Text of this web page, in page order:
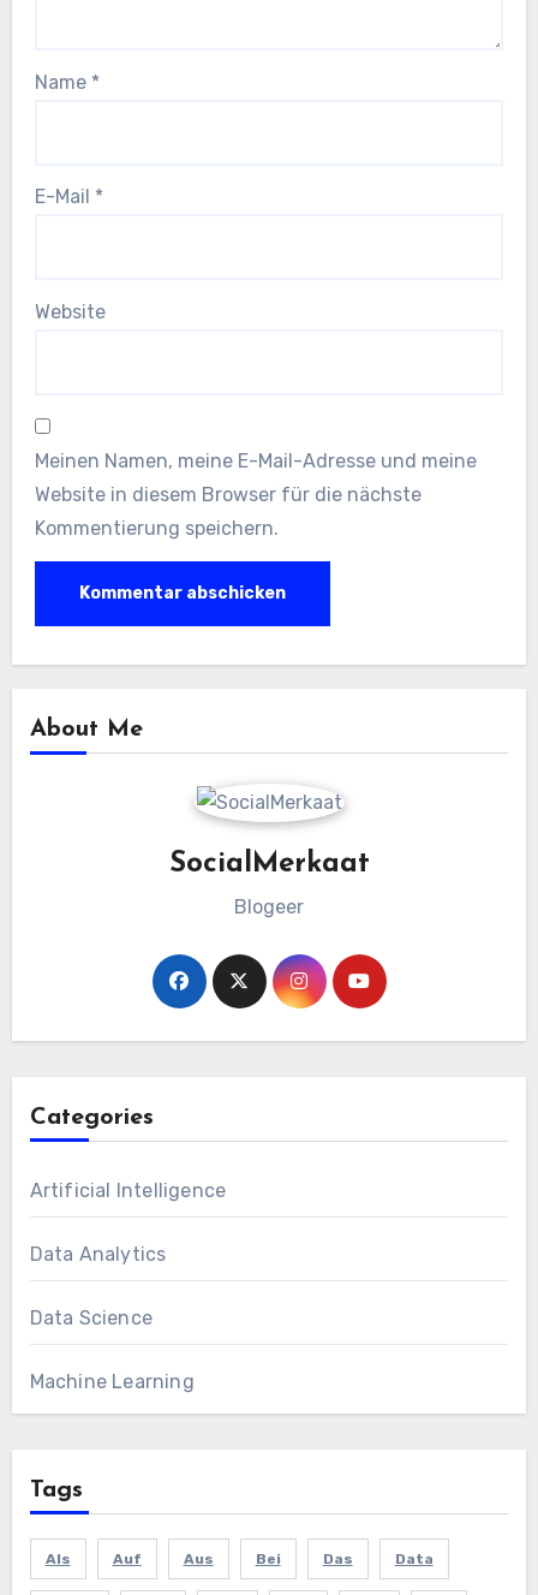
Name *
E-Mail *
Website
Meinen Namen, meine E-Mail-Adresse und meine
Website in diesem Browser für die nächste
Kommentierung speichern.
About Me
SocialMerkaat
Blogeer
Categories
Artificial Intelligence
Data Analytics
Data Science
Machine Learning
Tags
Als Auf Aus Bei Das Data